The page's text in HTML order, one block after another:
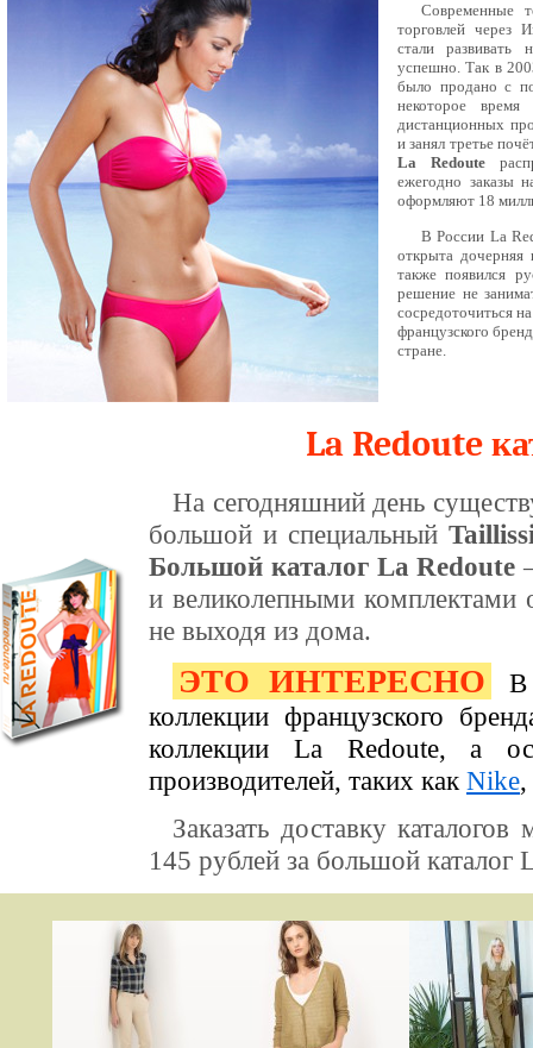
Современные
торговлей через
стали
успешно. Так в
было продано с
некоторое
дистанционных
и занял третье
La Redoute
ежегодно заказы
оформляют 18
В России La
открыта
также появился
решение не
сосредоточиться
французского
стране.
La Redoute
На сегодняшний день
большой и специальный
Большой каталог La Redoute
и великолепными комплектами
не выходя из дома.
ЭТО ИНТЕРЕСНО
В
коллекции французского
коллекции La Redoute, а
производителей, таких как Nike,
Заказать доставку
145 рублей за большой каталог